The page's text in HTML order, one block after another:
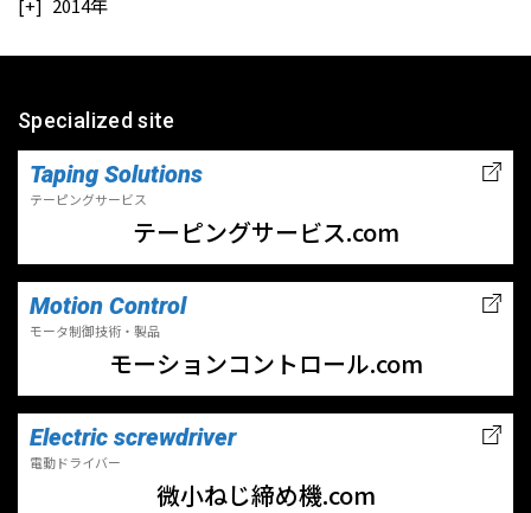
2014年
Specialized site
Taping Solutions
テーピングサービス
テーピングサービス.com
Motion Control
モータ制御技術・製品
モーションコントロール.com
Electric screwdriver
電動ドライバー
微小ねじ締め機.com